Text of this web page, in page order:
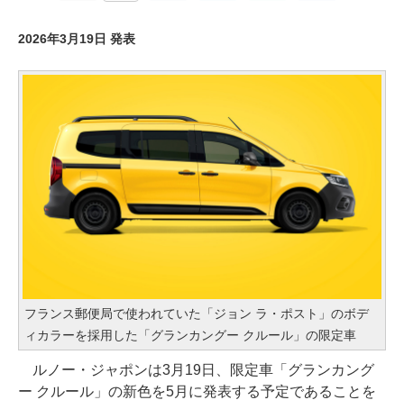
2026年3月19日 発表
フランス郵便局で使われていた「ジョン ラ・ポスト」のボデ
ィカラーを採用した「グランカングー クルール」の限定車
ルノー・ジャポンは3月19日、限定車「グランカング
ー クルール」の新色を5月に発表する予定であることを